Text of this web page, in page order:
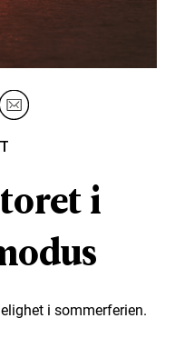
i
i sommerferien.